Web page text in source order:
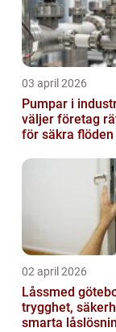
03 april 2026
Pumpar i
väljer företag
för säkra flöden
02 april 2026
Låssmed
trygghet,
smarta